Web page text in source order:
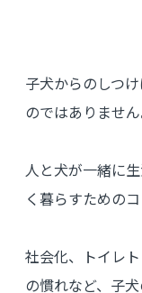
子犬からのしつ
のではありません
人と犬が一緒に
く暮らすための
社会化、トイレ
の慣れなど、子